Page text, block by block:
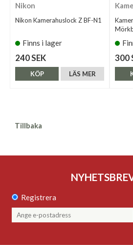
Nikon
Nikon Kamerahuslock Z BF-N1
Finns i lager
240 SEK
LÄS MER
KÖP
300
Tillbaka
Registrera